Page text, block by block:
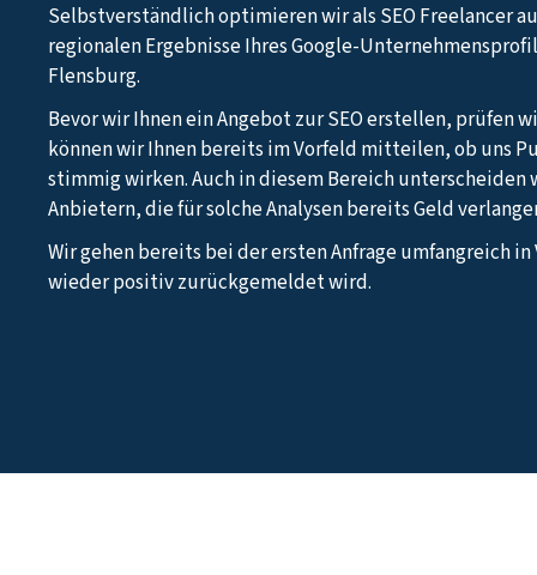
Selbstverständlich optimieren wir als SEO Freelancer
regionalen Ergebnisse Ihres Google-
Flensburg.
Bevor wir Ihnen ein Angebot zur SEO erstellen, prüfen
können wir Ihnen bereits im Vorfeld mitteilen, ob uns
stimmig wirken. Auch in diesem Bereich unterscheiden
Anbietern, die für solche Analysen bereits Geld
Wir gehen bereits bei der ersten Anfrage umfangreich
wieder positiv zurückgemeldet wird.